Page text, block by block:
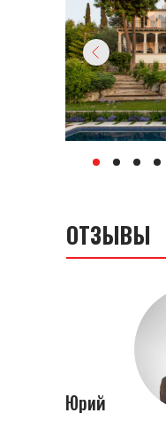
ОТЗЫВЫ
Юрий